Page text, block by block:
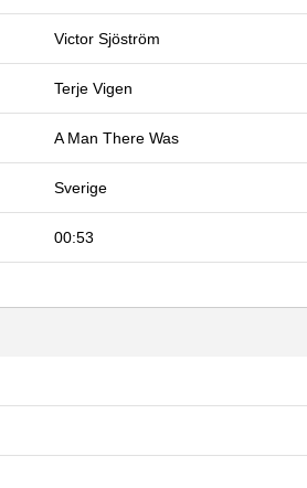
Victor Sjöström
Terje Vigen
A Man There Was
Sverige
00:53